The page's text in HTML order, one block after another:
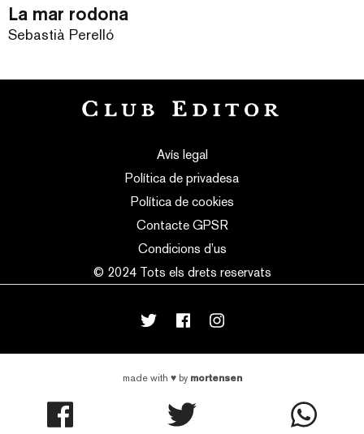
La mar rodona
Sebastià Perelló
Avís legal
Política de privadesa
Política de cookies
Contacte GPSR
Condicions d’us
© 2024 Tots els drets reservats
made with ♥by mortensen